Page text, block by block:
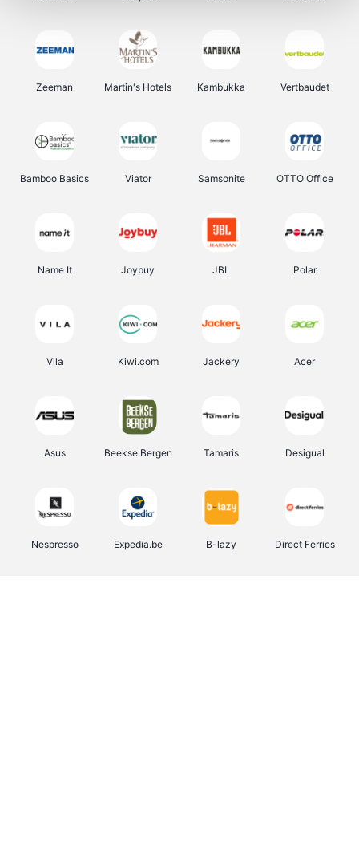
Zeeman Martin's Hotels Kambukka Vertbaudet
Bamboo Basics Viator Samsonite OTTO Office
Name It Joybuy JBL Polar
Vila Kiwi.com Jackery Acer
Asus Beekse Bergen Tamaris Desigual
Nespresso Expedia.be B-lazy Direct Ferries